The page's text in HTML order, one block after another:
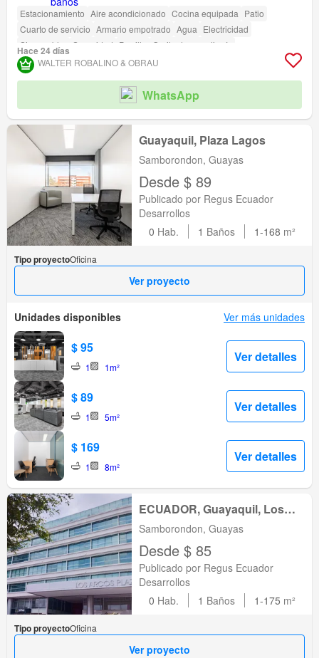
Estacionamiento Aire acondicionado Cocina equipada Patio
Cuarto de servicio Armario empotrado Agua Electricidad
Sin amoblar
Seguridad Parrilla Garita de guardianía
Hace 24 días
WALTER ROBALINO & OBRAU
WhatsApp
Guayaquil, Plaza Lagos
Samborondon, Guayas
Desde $ 89
Publicado por Regus Ecuador
Desarrollos
0 Hab. 1 Baños 1-168 m²
Tipo proyectoOficina
Ver proyecto
Unidades disponibles Ver más unidades
$ 95
1 1m²
Ver detalles
$ 89
1 5m²
Ver detalles
$ 169
1 8m²
Ver detalles
ECUADOR, Guayaquil, Los
Arcos Plaza
Samborondon, Guayas
Desde $ 85
Publicado por Regus Ecuador
Desarrollos
0 Hab. 1 Baños 1-175 m²
Tipo proyectoOficina
Ver proyecto